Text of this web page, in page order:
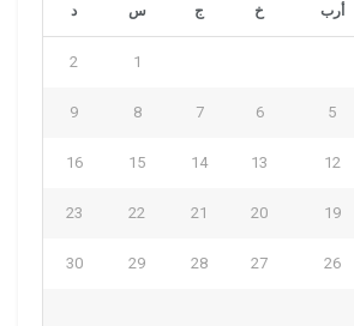
أرب خ ج س د
1
2
5
6
7
8
9
12
13
14
15
16
19
20
21
22
23
26
27
28
29
30